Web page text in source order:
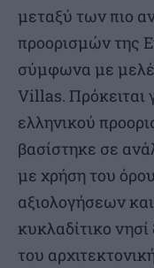
μεταξύ των πιο
προορισμών της
σύμφωνα με
Villas. Πρόκειται
ελληνικού
βασίστηκε σε
με χρήση του
αξιολογήσεων
κυκλαδίτικο
του